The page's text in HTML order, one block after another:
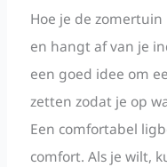
Hoe je de
en hangt af van je
een goed idee om
zetten zodat je op
Een comfortabel
comfort. Als je wilt,